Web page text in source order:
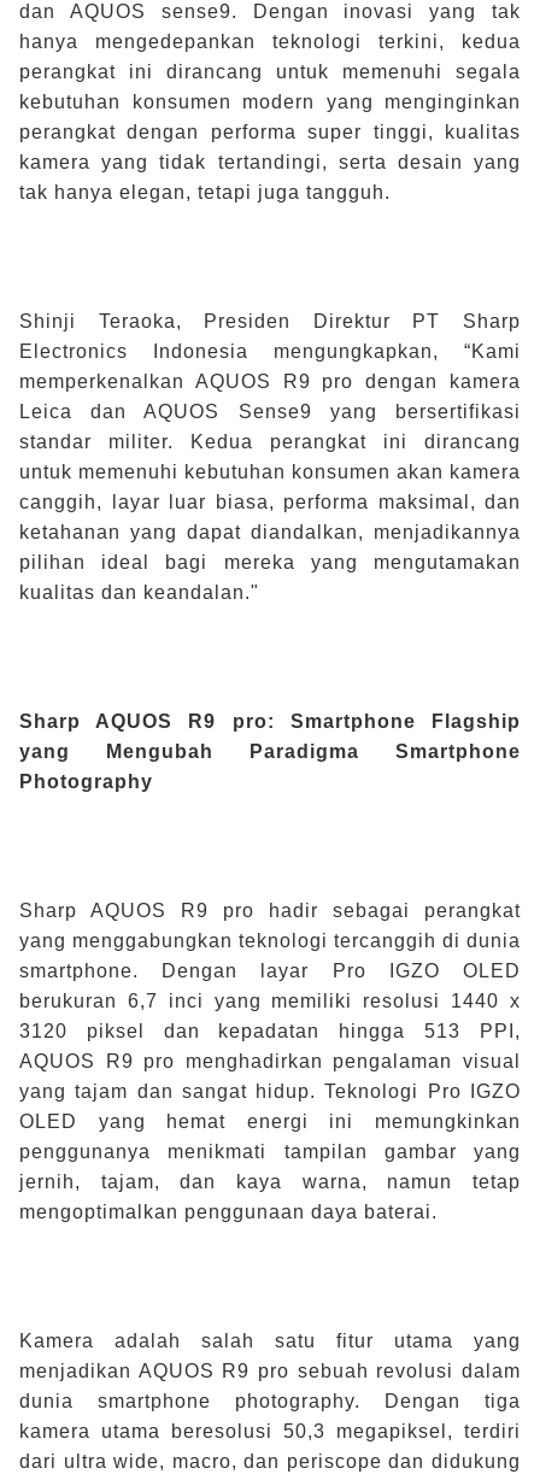
Slow Juicer
Sandwich Toaster
dan AQUOS sense9. Dengan inovasi yang tak
hanya mengedepankan teknologi terkini, kedua
perangkat ini dirancang untuk memenuhi segala
kebutuhan konsumen modern yang menginginkan
perangkat dengan performa super tinggi, kualitas
kamera yang tidak tertandingi, serta desain yang
tak hanya elegan, tetapi juga tangguh.
Shinji Teraoka, Presiden Direktur PT Sharp
Electronics Indonesia mengungkapkan, “Kami
memperkenalkan AQUOS R9 pro dengan kamera
Leica dan AQUOS Sense9 yang bersertifikasi
standar militer. Kedua perangkat ini dirancang
untuk memenuhi kebutuhan konsumen akan kamera
canggih, layar luar biasa, performa maksimal, dan
ketahanan yang dapat diandalkan, menjadikannya
pilihan ideal bagi mereka yang mengutamakan
kualitas dan keandalan."
Sharp AQUOS R9 pro: Smartphone Flagship
yang Mengubah Paradigma Smartphone
Photography
Sharp AQUOS R9 pro hadir sebagai perangkat
yang menggabungkan teknologi tercanggih di dunia
smartphone. Dengan layar Pro IGZO OLED
berukuran 6,7 inci yang memiliki resolusi 1440 x
3120 piksel dan kepadatan hingga 513 PPI,
AQUOS R9 pro menghadirkan pengalaman visual
yang tajam dan sangat hidup. Teknologi Pro IGZO
OLED yang hemat energi ini memungkinkan
penggunanya menikmati tampilan gambar yang
jernih, tajam, dan kaya warna, namun tetap
mengoptimalkan penggunaan daya baterai.
Kamera adalah salah satu fitur utama yang
menjadikan AQUOS R9 pro sebuah revolusi dalam
dunia smartphone photography. Dengan tiga
kamera utama beresolusi 50,3 megapiksel, terdiri
dari ultra wide, macro, dan periscope dan didukung